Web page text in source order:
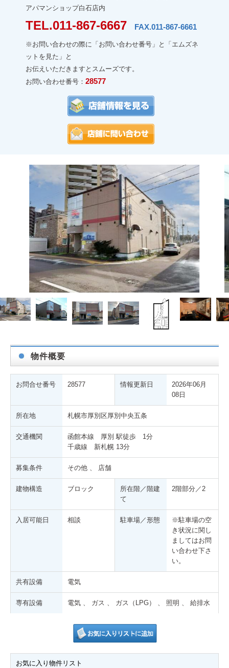
アパマンショップ白石店内
TEL.011-867-6667 FAX.011-867-6661
※お問い合わせの際に「お問い合わせ番号」と「エムズネ
ットを見た」と
お伝えいただきますとスムーズです。
お問い合わせ番号： 28577
物件概要
お問合せ番号 28577 情報更新日
2026年06月
08日
所在地 札幌市厚別区厚別中央五条
交通機関
函館本線 厚別 駅徒歩 1分
千歳線 新札幌 13分
募集条件 その他 、 店舗
建物構造 ブロック
所在階／階建
て
2階部分／2
入居可能日 相談 駐車場／形態
※駐車場の空
き状況に関し
ましてはお問
い合わせ下さ
い。
共有設備 電気
専有設備 電気 、 ガス 、 ガス（LPG） 、 照明 、 給排水
お気に入り物件リスト